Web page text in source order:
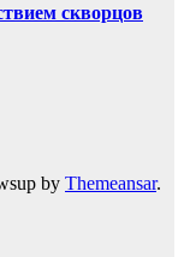
скворцов
by Themeansar.